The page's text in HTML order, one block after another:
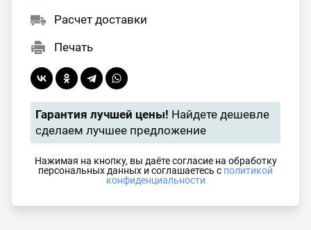
Расчет доставки
Печать
Гарантия лучшей цены! Найдете дешевле
сделаем лучшее предложение
Нажимая на кнопку, вы даёте согласие на обработку
персональных данных и соглашаетесь с политикой
конфиденциальности